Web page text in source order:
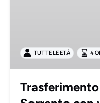
con
visita
TUTTE LE ETÀ 4